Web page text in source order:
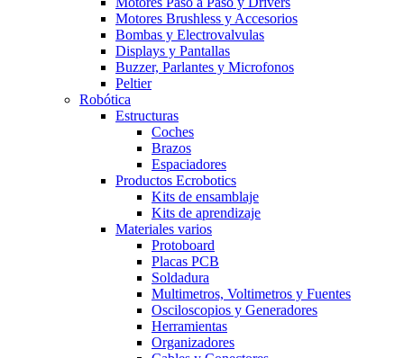
Motores Brushless y Accesorios
Bombas y Electrovalvulas
Displays y Pantallas
Buzzer, Parlantes y Microfonos
Peltier
Robótica
Estructuras
Coches
Brazos
Espaciadores
Productos Ecrobotics
Kits de ensamblaje
Kits de aprendizaje
Materiales varios
Protoboard
Placas PCB
Soldadura
Multimetros, Voltimetros y Fuentes
Osciloscopios y Generadores
Herramientas
Organizadores